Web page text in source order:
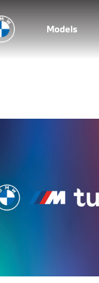
Models